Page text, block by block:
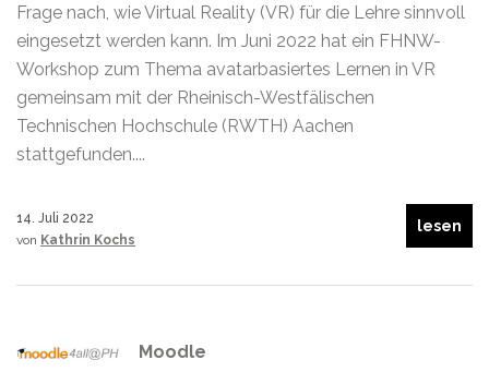
Frage nach, wie Virtual Reality (VR) für die Lehre sinnvoll
eingesetzt werden kann. Im Juni 2022 hat ein FHNW-
Workshop zum Thema avatarbasiertes Lernen in VR
gemeinsam mit der Rheinisch-Westfälischen
Technischen Hochschule (RWTH) Aachen
stattgefunden....
14. Juli 2022
von Kathrin Kochs
lesen
Moodle